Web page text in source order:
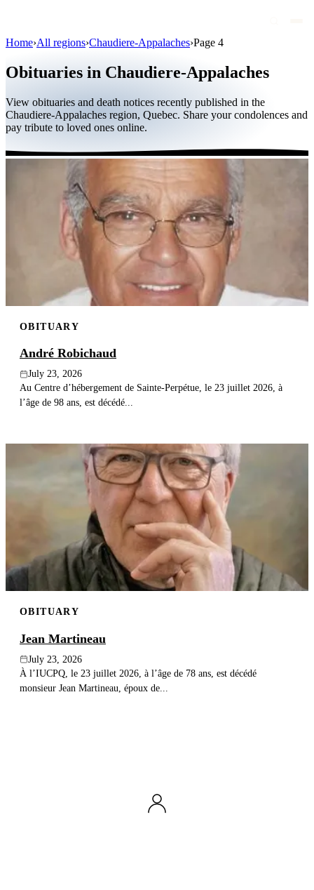
Public figures
Quebec
Canada
International
Funeral homes
Search
Home›All regions›Chaudiere-Appalaches›Page 4
Obituaries in Chaudiere-Appalaches
View obituaries and death notices recently published in the
Chaudiere-Appalaches region, Quebec. Share your condolences and
pay tribute to loved ones online.
OBITUARY
André Robichaud
July 23, 2026
Au Centre d’hébergement de Sainte-Perpétue, le 23 juillet 2026, à
l’âge de 98 ans, est décédé...
OBITUARY
Jean Martineau
July 23, 2026
À l’IUCPQ, le 23 juillet 2026, à l’âge de 78 ans, est décédé
monsieur Jean Martineau, époux de...